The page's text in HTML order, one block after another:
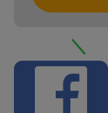
＼